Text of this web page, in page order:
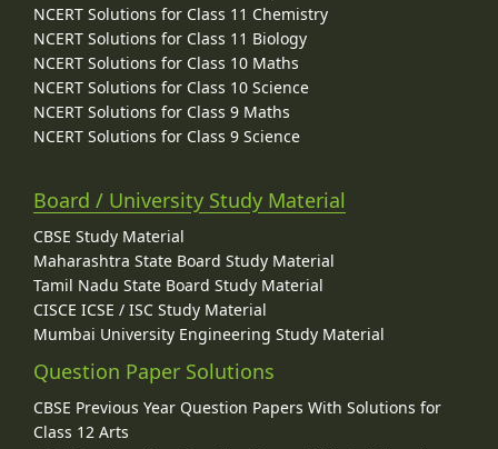
NCERT Solutions for Class 11 Chemistry
NCERT Solutions for Class 11 Biology
NCERT Solutions for Class 10 Maths
NCERT Solutions for Class 10 Science
NCERT Solutions for Class 9 Maths
NCERT Solutions for Class 9 Science
Board / University Study Material
CBSE Study Material
Maharashtra State Board Study Material
Tamil Nadu State Board Study Material
CISCE ICSE / ISC Study Material
Mumbai University Engineering Study Material
Question Paper Solutions
CBSE Previous Year Question Papers With Solutions for
Class 12 Arts